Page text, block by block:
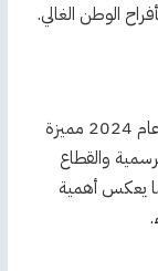
الوطن الغالي.
وأوضح أن رزنامة الفعاليات المصاحبة لاحتفالات عام 2024 مميزة
والقطاع
يعكس أهمية